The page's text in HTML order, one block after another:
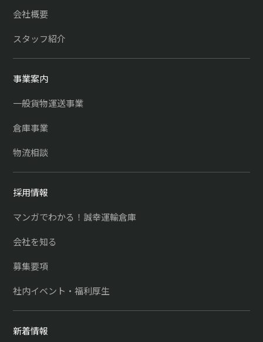
会社概要
スタッフ紹介
事業案内
一般貨物運送事業
倉庫事業
物流相談
採用情報
マンガでわかる！誠幸運輸倉庫
会社を知る
募集要項
社内イベント・福利厚生
新着情報